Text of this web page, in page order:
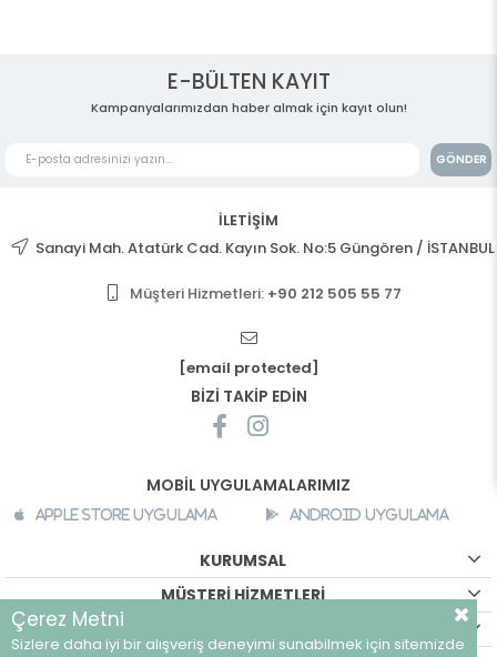
E-BÜLTEN KAYIT
Kampanyalarımızdan haber almak için kayıt olun!
GÖNDER
İLETİŞİM
Sanayi Mah. Atatürk Cad. Kayın Sok. No:5 Güngören / İSTANBUL
Müşteri Hizmetleri: +90 212 505 55 77
[email protected]
BİZİ TAKİP EDİN
MOBİL UYGULAMALARIMIZ
Apple Store Uygulama Android Uygulama
KURUMSAL
MÜŞTERİ HİZMETLERİ
Çerez Metni
Sizlere daha iyi bir alışveriş deneyimi sunabilmek için sitemizde